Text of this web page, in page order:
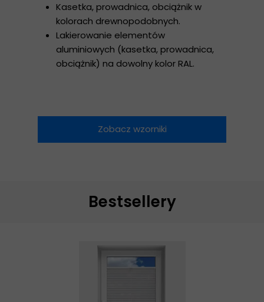
Zobacz wzorniki
Kasetka, prowadnica, obciążnik w
kolorach drewnopodobnych.
Lakierowanie elementów
aluminiowych (kasetka, prowadnica,
obciążnik) na dowolny kolor RAL.
Bestsellery